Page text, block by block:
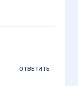
ОТВЕТИТЬ